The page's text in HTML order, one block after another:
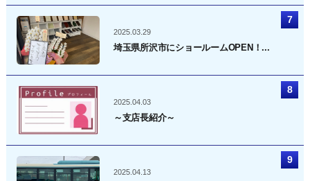
2025.03.29
埼玉県所沢市にショールームOPEN！...
2025.04.03
～支店長紹介～
2025.04.13